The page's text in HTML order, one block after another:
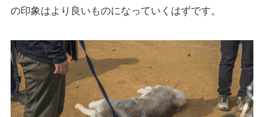
の印象はより良いものになっていくはずです。